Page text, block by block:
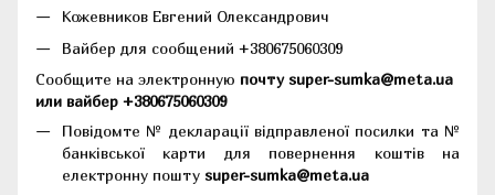
Кожевников Евгений Олександрович
Вайбер для сообщений +380675060309
Сообщите на электронную почту super-sumka@meta.ua
или вайбер +380675060309
Повідомте № декларації відправленої посилки та №
банківської карти для повернення коштів на
електронну пошту super-sumka@meta.ua